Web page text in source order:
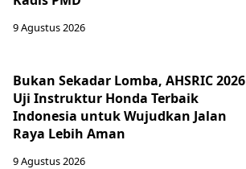
9 Agustus 2026
Bukan Sekadar Lomba, AHSRIC 2026
Uji Instruktur Honda Terbaik
Indonesia untuk Wujudkan Jalan
Raya Lebih Aman
9 Agustus 2026